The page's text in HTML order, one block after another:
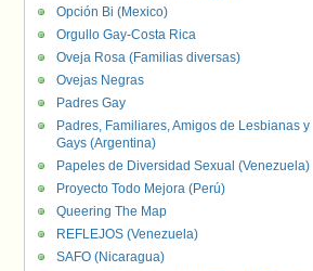
Opción Bi (Mexico)
Orgullo Gay-Costa Rica
Oveja Rosa (Familias diversas)
Ovejas Negras
Padres Gay
Padres, Familiares, Amigos de Lesbianas y
Gays (Argentina)
Papeles de Diversidad Sexual (Venezuela)
Proyecto Todo Mejora (Perú)
Queering The Map
REFLEJOS (Venezuela)
SAFO (Nicaragua)